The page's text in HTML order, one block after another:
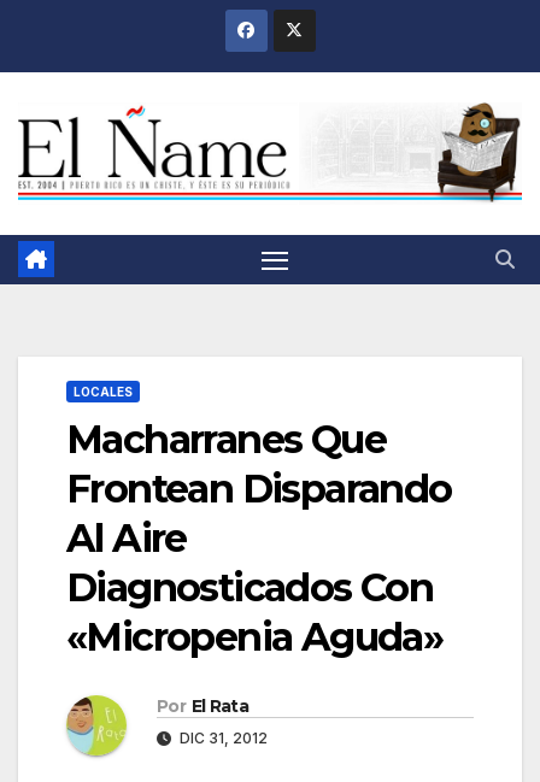
LOCALES
Macharranes Que
Frontean Disparando
Al Aire
Diagnosticados Con
«Micropenia Aguda»
Por El Rata
DIC 31, 2012